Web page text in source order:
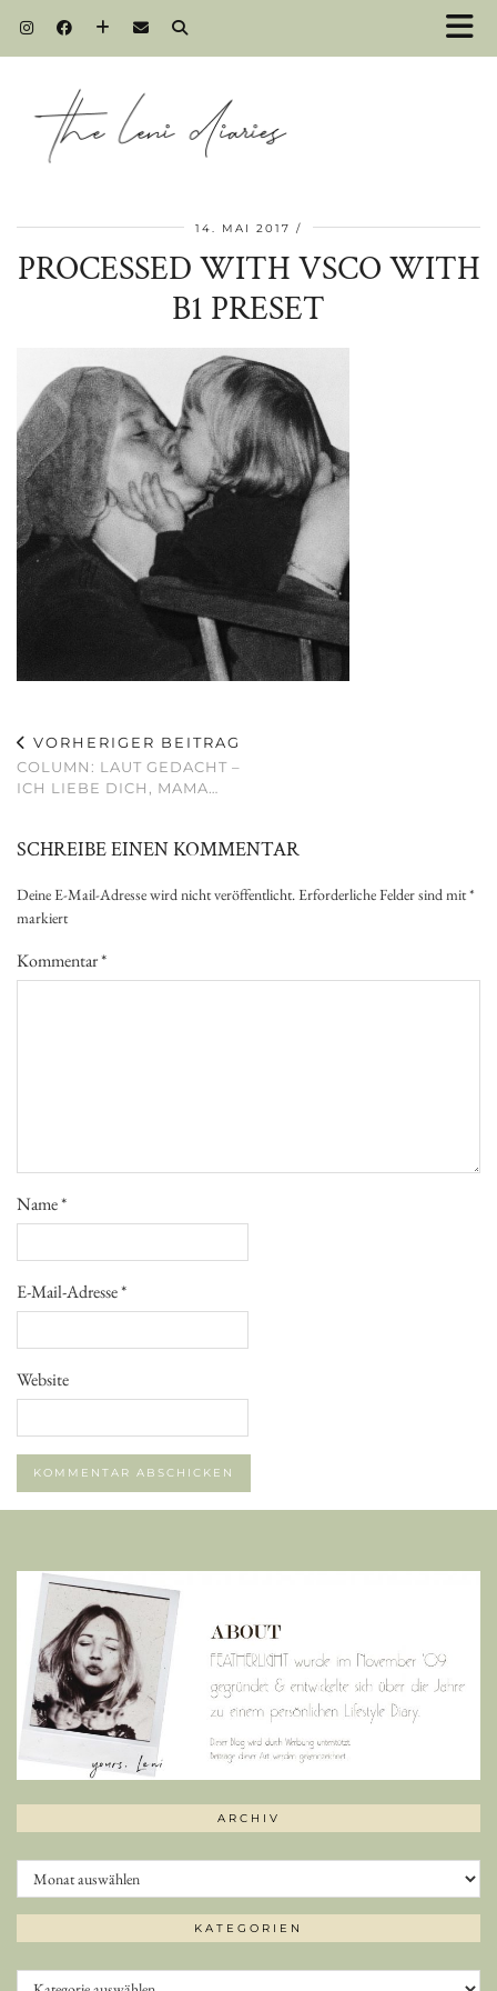
14. MAI 2017
PROCESSED WITH VSCO WITH
B1 PRESET
VORHERIGER BEITRAG
COLUMN: LAUT GEDACHT –
ICH LIEBE DICH, MAMA…
SCHREIBE EINEN KOMMENTAR
Deine E-Mail-Adresse wird nicht veröffentlicht.Erforderliche Felder sind mit*
markiert
Kommentar*
Name*
E-Mail-Adresse*
Website
ARCHIV
Archiv
KATEGORIEN
Kategorien